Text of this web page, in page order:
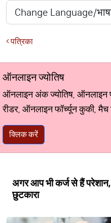
पत्रिका
ऑनलाइन ज्योतिष
ऑनलाइन अंक ज्योतिष, ऑनलाइन
रीडर, ऑनलाइन फॉर्च्यून कुकी,
क्लिक करें
अगर आप भी कर्ज से हैं
छुटकारा